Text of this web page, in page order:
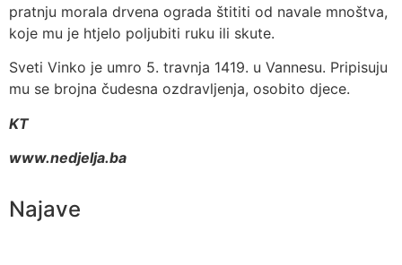
pratnju morala drvena ograda štititi od navale mnoštva,
koje mu je htjelo poljubiti ruku ili skute.
Sveti Vinko je umro 5. travnja 1419. u Vannesu. Pripisuju
mu se brojna čudesna ozdravljenja, osobito djece.
KT
www.nedjelja.ba
Najave